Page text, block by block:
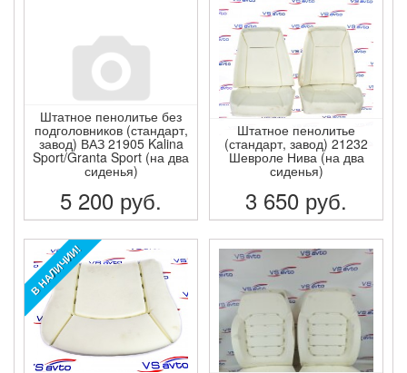
Штатное пенолитье без
подголовников (стандарт,
завод) ВАЗ 21905 Kalina
Sport/Granta Sport (на два
сиденья)
5 200 руб.
ПОДРОБНЕЕ
Штатное пенолитье
(стандарт, завод) 21232
Шевроле Нива (на два
сиденья)
3 650 руб.
ПОДРОБНЕЕ
В НАЛИЧИИ!